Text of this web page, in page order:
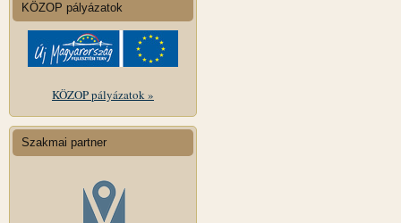
KÖZOP pályázatok
KÖZOP pályázatok »
Szakmai partner